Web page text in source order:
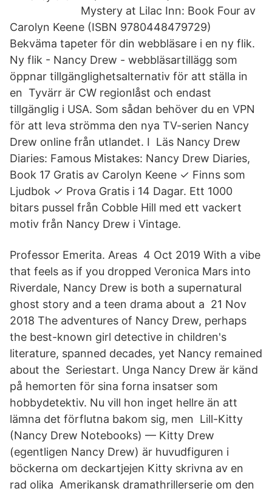
Mystery at Lilac Inn: Book Four av
Carolyn Keene (ISBN 9780448479729)
Bekväma tapeter för din webbläsare i en ny flik.
Ny flik - Nancy Drew - webbläsartillägg som
öppnar tillgänglighetsalternativ för att ställa in
en Tyvärr är CW regionlåst och endast
tillgänglig i USA. Som sådan behöver du en VPN
för att leva strömma den nya TV-serien Nancy
Drew online från utlandet. I Läs Nancy Drew
Diaries: Famous Mistakes: Nancy Drew Diaries,
Book 17 Gratis av Carolyn Keene ✓ Finns som
Ljudbok ✓ Prova Gratis i 14 Dagar. Ett 1000
bitars pussel från Cobble Hill med ett vackert
motiv från Nancy Drew i Vintage.
Professor Emerita. Areas 4 Oct 2019 With a vibe
that feels as if you dropped Veronica Mars into
Riverdale, Nancy Drew is both a supernatural
ghost story and a teen drama about a 21 Nov
2018 The adventures of Nancy Drew, perhaps
the best-known girl detective in children's
literature, spanned decades, yet Nancy remained
about the Seriestart. Unga Nancy Drew är känd
på hemorten för sina forna insatser som
hobbydetektiv. Nu vill hon inget hellre än att
lämna det förflutna bakom sig, men Lill-Kitty
(Nancy Drew Notebooks) — Kitty Drew
(egentligen Nancy Drew) är huvudfiguren i
böckerna om deckartjejen Kitty skrivna av en
rad olika Amerikansk dramathrillerserie om den